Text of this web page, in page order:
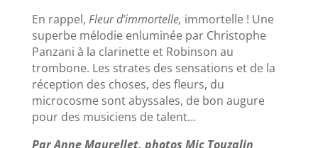
En rappel, Fleur d’immortelle, immortelle ! Une
superbe mélodie enluminée par Christophe
Panzani à la clarinette et Robinson au
trombone. Les strates des sensations et de la
réception des choses, des fleurs, du
microcosme sont abyssales, de bon augure
pour des musiciens de talent…
Par Anne Maurellet, photos Mjc Touzalin